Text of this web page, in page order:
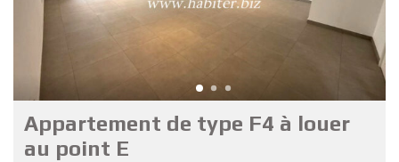
Appartement de type F4 à louer
au point E